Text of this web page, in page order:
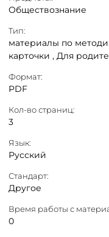
Обществознание
Тип:
материалы по
карточки , Для
Формат:
PDF
Кол-во страниц:
3
Язык:
Русский
Стандарт:
Другое
Время работы с
0